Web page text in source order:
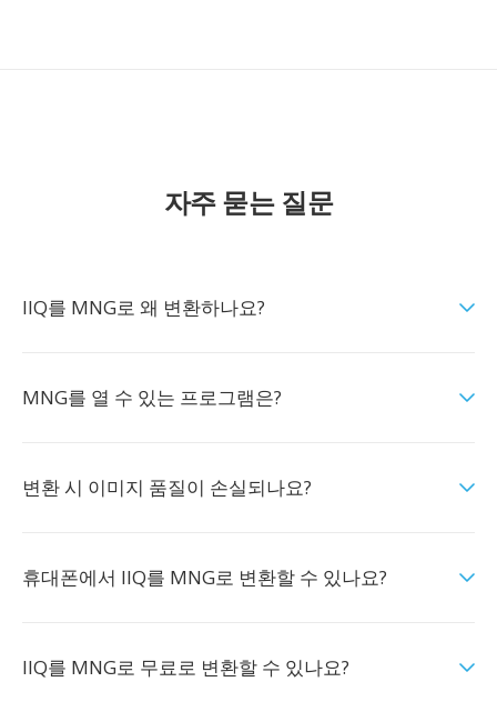
자주 묻는 질문
IIQ를 MNG로 왜 변환하나요?
MNG를 열 수 있는 프로그램은?
변환 시 이미지 품질이 손실되나요?
휴대폰에서 IIQ를 MNG로 변환할 수 있나요?
IIQ를 MNG로 무료로 변환할 수 있나요?